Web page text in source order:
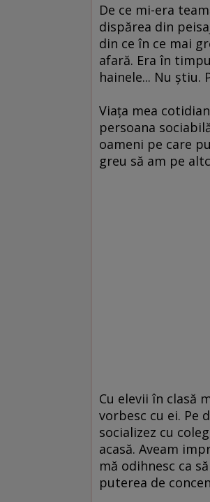
De ce mi-era
dispărea din
din ce în ce mai
afară. Era în
hainele... Nu ştiu.
Viaţa mea
persoana
oameni pe care
greu să am pe
Cu elevii în clasă
vorbesc cu ei. Pe
socializez cu
acasă. Aveam
mă odihnesc ca
puterea de